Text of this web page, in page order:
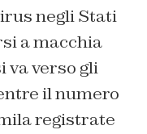
negli Stati
a macchia
va verso gli
il numero
registrate